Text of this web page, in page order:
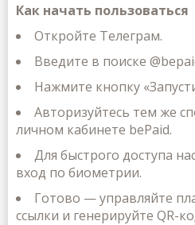
Как начать пользоваться
Откройте Телеграм.
Введите в поиске
Нажмите кнопку
Авторизуйтесь тем же
личном кабинете bePaid.
Для быстрого доступа
вход по биометрии.
Готово — управляйте
ссылки и генерируйте QR-